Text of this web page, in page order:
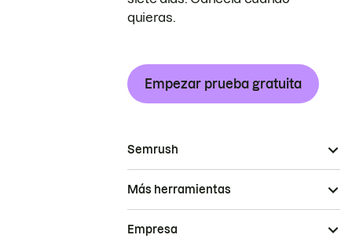
quieras.
Empezar prueba gratuita
Semrush
Más herramientas
Empresa